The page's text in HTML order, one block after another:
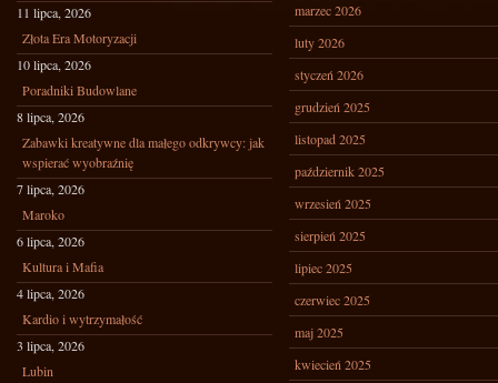
11 lipca, 2026
Złota Era Motoryzacji
10 lipca, 2026
Poradniki Budowlane
8 lipca, 2026
Zabawki kreatywne dla małego odkrywcy: jak
wspierać wyobraźnię
7 lipca, 2026
Maroko
6 lipca, 2026
Kultura i Mafia
4 lipca, 2026
Kardio i wytrzymałość
3 lipca, 2026
Lubin
marzec 2026
luty 2026
styczeń 2026
grudzień 2025
listopad 2025
październik 2025
wrzesień 2025
sierpień 2025
lipiec 2025
czerwiec 2025
maj 2025
kwiecień 2025